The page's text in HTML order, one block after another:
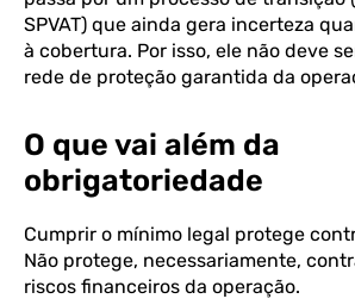
SPVAT) que ainda gera incerteza
à cobertura. Por isso, ele não deve
rede de proteção garantida da
O que vai além da
obrigatoriedade
Cumprir o mínimo legal protege
Não protege, necessariamente,
riscos financeiros da operação.